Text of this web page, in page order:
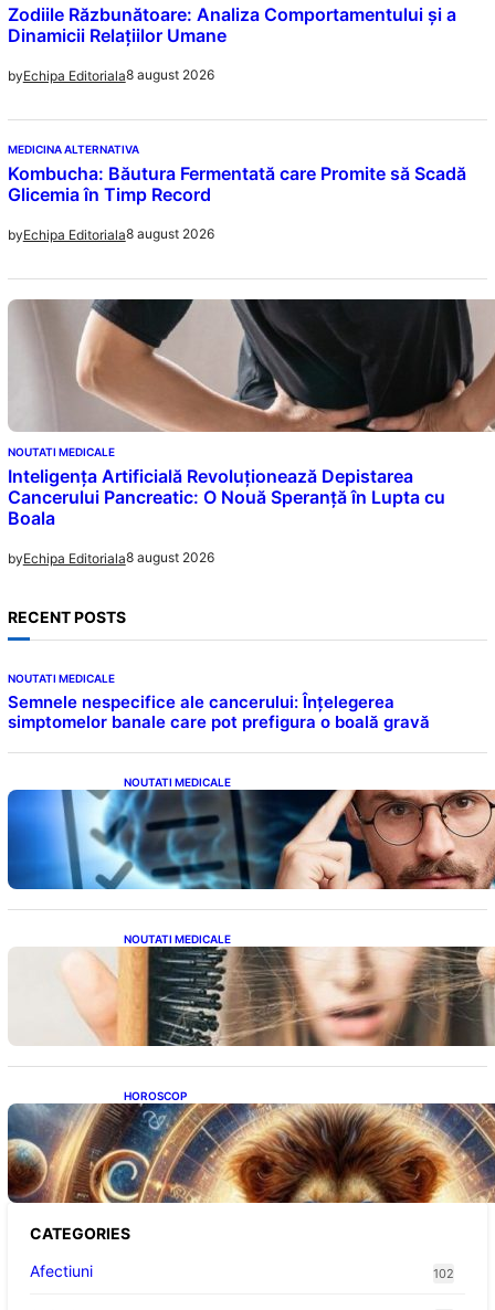
Zodiile Răzbunătoare: Analiza Comportamentului și a
Dinamicii Relațiilor Umane
byEchipa Editoriala8 august 2026
MEDICINA ALTERNATIVA
Kombucha: Băutura Fermentată care Promite să Scadă
Glicemia în Timp Record
byEchipa Editoriala8 august 2026
NOUTATI MEDICALE
Inteligența Artificială Revoluționează Depistarea
Cancerului Pancreatic: O Nouă Speranță în Lupta cu
Boala
byEchipa Editoriala8 august 2026
RECENT POSTS
NOUTATI MEDICALE
Semnele nespecifice ale cancerului: Înțelegerea
simptomelor banale care pot prefigura o boală gravă
NOUTATI MEDICALE
Inteligența dincolo de note: Semnele unui IQ
ridicat care nu țin de școală
NOUTATI MEDICALE
Semnele unei deficiențe de proteine:
Impactul asupra sănătății tale
HOROSCOP
Portalul Leului 8/8: Oportunități de
Abundență pentru Cinci Zodii în 2026
CATEGORIES
Afectiuni
102